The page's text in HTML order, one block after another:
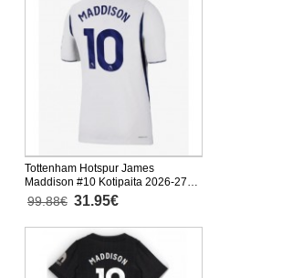
Tottenham Hotspur James
Maddison #10 Kotipaita 2026-27
Lyhythihainen
99.88€ 31.95€